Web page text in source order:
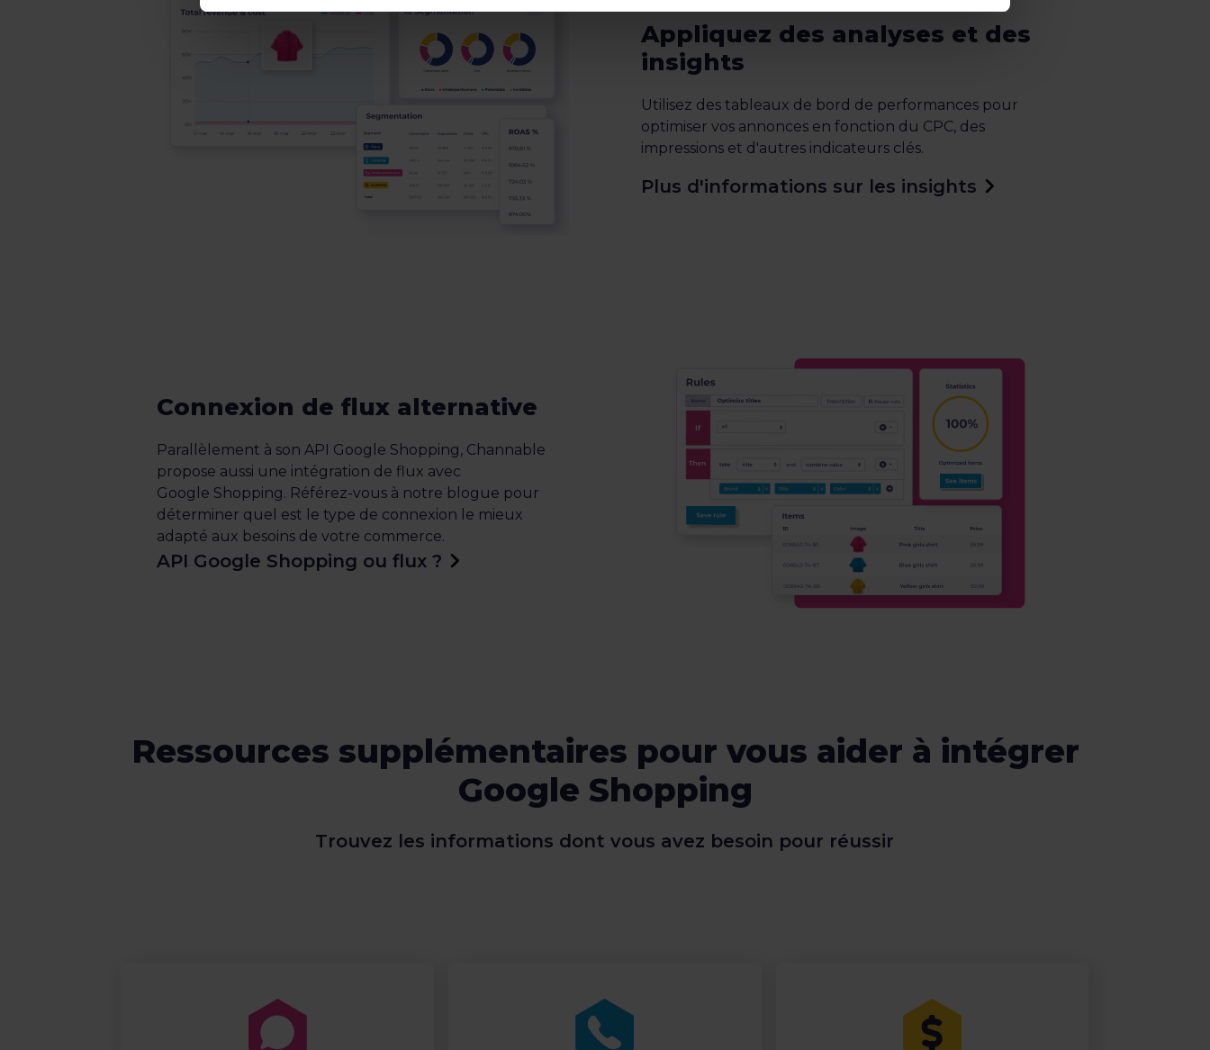
Appliquez des analyses et des
insights
Utilisez des tableaux de bord de performances pour
optimiser vos annonces en fonction du CPC, des
impressions et d'autres indicateurs clés.
Plus d'informations sur les insights
Connexion de flux alternative
Parallèlement à son API Google Shopping, Channable
propose aussi une intégration de flux avec
Google Shopping. Référez-vous à notre blogue pour
déterminer quel est le type de connexion le mieux
adapté aux besoins de votre commerce.
API Google Shopping ou flux ?
Ressources supplémentaires pour vous aider à intégrer
Google Shopping
Trouvez les informations dont vous avez besoin pour réussir